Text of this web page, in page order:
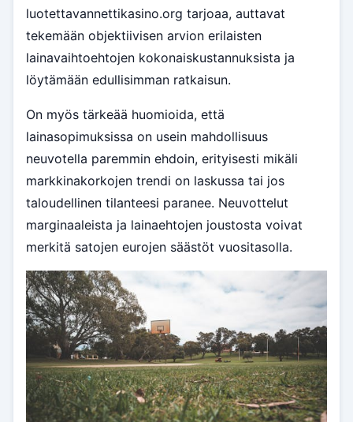
luotettavannettikasino.org tarjoaa, auttavat
tekemään objektiivisen arvion erilaisten
lainavaihtoehtojen kokonaiskustannuksista ja
löytämään edullisimman ratkaisun.
On myös tärkeää huomioida, että
lainasopimuksissa on usein mahdollisuus
neuvotella paremmin ehdoin, erityisesti mikäli
markkinakorkojen trendi on laskussa tai jos
taloudellinen tilanteesi paranee. Neuvottelut
marginaaleista ja lainaehtojen joustosta voivat
merkitä satojen eurojen säästöt vuositasolla.